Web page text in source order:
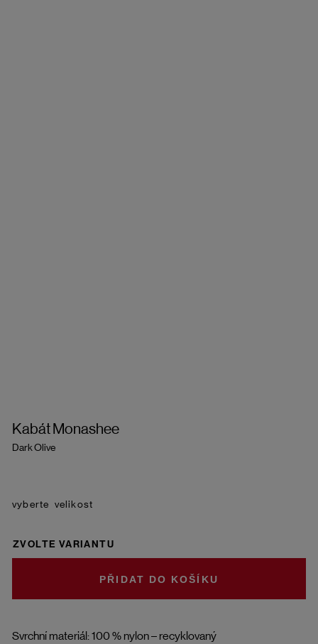
Kabát Monashee
Dark Olive
Svrchní materiál: 100 % nylon – recyklovaný
velikost
ZVOLTE VARIANTU
DO KOŠÍKU